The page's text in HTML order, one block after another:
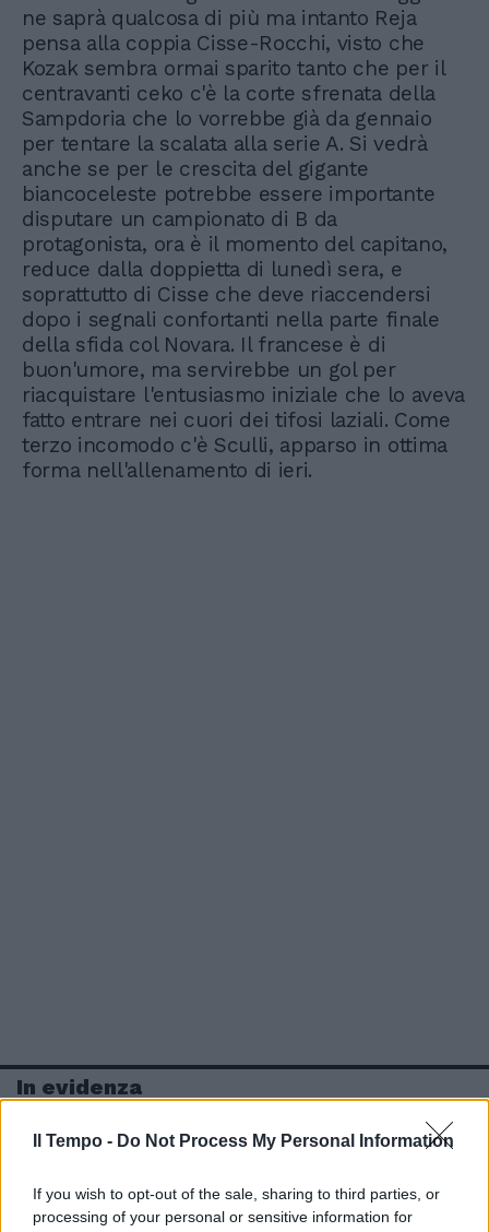
Il Tempo - Do Not Process My Personal Information
If you wish to opt-out of the sale, sharing to third parties, or
processing of your personal or sensitive information for
ne saprà qualcosa di più ma intanto Reja
pensa alla coppia Cisse-Rocchi, visto che
Kozak sembra ormai sparito tanto che per il
centravanti ceko c'è la corte sfrenata della
Sampdoria che lo vorrebbe già da gennaio
per tentare la scalata alla serie A. Si vedrà
anche se per le crescita del gigante
biancoceleste potrebbe essere importante
disputare un campionato di B da
protagonista, ora è il momento del capitano,
reduce dalla doppietta di lunedì sera, e
soprattutto di Cisse che deve riaccendersi
dopo i segnali confortanti nella parte finale
della sfida col Novara. Il francese è di
buon'umore, ma servirebbe un gol per
riacquistare l'entusiasmo iniziale che lo aveva
fatto entrare nei cuori dei tifosi laziali. Come
terzo incomodo c'è Sculli, apparso in ottima
forma nell'allenamento di ieri.
In evidenza